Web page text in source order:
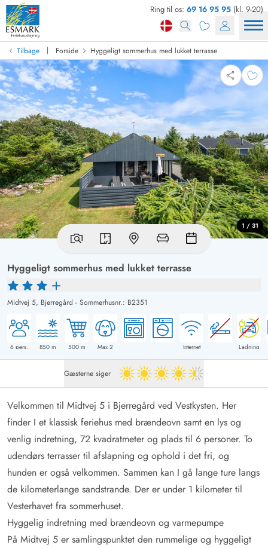
Ring til os: 69 16 95 95 (kl. 9-20)
Tilbage | Forside Hyggeligt sommerhus med lukket terrasse
Hyggeligt sommerhus med lukket terrasse
Midtvej 5, Bjerregård - Sommerhusnr.: B2351
6 pers. 850 m 500m Max 2 Internet Ladning
1 / 31
Gæsterne siger 4.5 ud af 5
Velkommen til Midtvej 5 i Bjerregård ved Vestkysten. Her
finder I et klassisk feriehus med brændeovn samt en lys og
venlig indretning, 72 kvadratmeter og plads til 6 personer. To
udendørs terrasser til afslapning og ophold i det fri, og
hunden er også velkommen. Sammen kan I gå lange ture langs
de kilometerlange sandstrande. Der er under 1 kilometer til
Vesterhavet fra sommerhuset.
Hyggelig indretning med brændeovn og varmepumpe
På Midtvej 5 er samlingspunktet den rummelige og hyggeligt